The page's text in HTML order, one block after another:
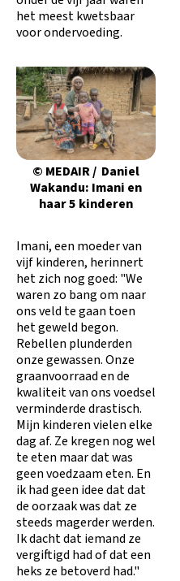
het meest kwetsbaar
voor ondervoeding.
© MEDAIR / Daniel
Wakandu: Imani en
haar 5 kinderen
Imani, een moeder van
vijf kinderen, herinnert
het zich nog goed: "We
waren zo bang om naar
ons veld te gaan toen
het geweld begon.
Rebellen plunderden
onze gewassen. Onze
graanvoorraad en de
kwaliteit van ons voedsel
verminderde drastisch.
Mijn kinderen vielen elke
dag af. Ze kregen nog wel
te eten maar dat was
geen voedzaam eten. En
ik had geen idee dat dat
de oorzaak was dat ze
steeds magerder werden.
Ik dacht dat iemand ze
vergiftigd had of dat een
heks ze betoverd had."